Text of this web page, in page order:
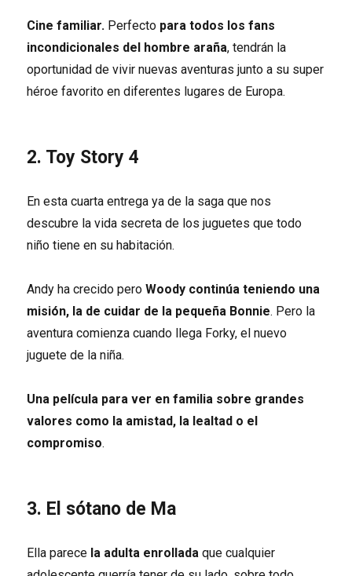
Cine familiar. Perfecto para todos los fans
incondicionales del hombre araña, tendrán la
oportunidad de vivir nuevas aventuras junto a su super
héroe favorito en diferentes lugares de Europa.
2. Toy Story 4
En esta cuarta entrega ya de la saga que nos
descubre la vida secreta de los juguetes que todo
niño tiene en su habitación.
Andy ha crecido peroWoody continúa teniendo una
misión, la de cuidar de la pequeña Bonnie. Pero la
aventura comienza cuando llega Forky, el nuevo
juguete de la niña.
Una película para ver en familia sobre grandes
valores como la amistad, la lealtad o el
compromiso.
3. El sótano de Ma
Ella parece la adulta enrollada que cualquier